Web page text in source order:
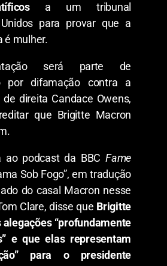
a um tribunal
para provar que a
é mulher.
será parte de
por difamação contra a
de direita Candace Owens,
que Brigitte Macron
ao podcast da BBCFame
Sob Fogo”, em tradução
do casal Macron nesse
Clare, disse que Brigitte
“profundamente
e que elas representam
para o presidente